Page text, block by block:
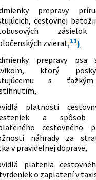
prepravy
cestovnej
zvierat,11)
prepravy psa
ktorý
s ťažkým
platnosti
a spôsob
cestovného
náhrady za
v pravidelnej doprave,
platenia
o zaplatení v